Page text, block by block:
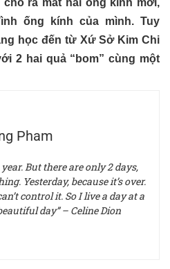
ra mắt hai ống kính mới,
ống kính của mình. Tuy
học đến từ Xứ Sở Kim Chi
2 hai quả “bom” cùng một
Pham
But there are only 2 days,
Yesterday, because it’s over.
control it. So I live a day at a
day” – Celine Dion